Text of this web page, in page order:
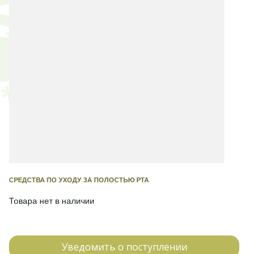
СРЕДСТВА ПО УХОДУ ЗА ПОЛОСТЬЮ РТА
Товара нет в наличии
Уведомить о поступлении